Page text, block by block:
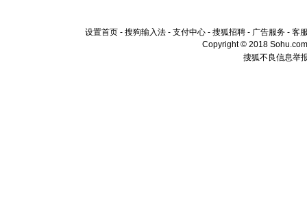
设置首页 - 搜狗输入法 - 支付中心 - 搜狐招聘 - 广告服务 - 客
Copyright © 2018
搜狐不良信息举